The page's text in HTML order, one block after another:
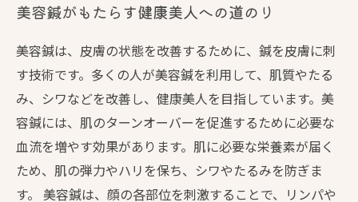
美容鍼がもたらす健康美人への道のり
美容鍼は、皮膚の状態を改善するために、鍼を皮膚に刺
す技術です。多くの人が美容鍼を利用して、肌質やたる
み、シワなどを改善し、健康美人を目指しています。美
容鍼には、肌のターンオーバーを促進するために必要な
血流を増やす効果があります。肌に必要な栄養素が届く
ため、肌の弾力やハリを保ち、シワやたるみを防ぎま
す。 美容鍼は、顔の各部位を刺激することで、リンパや